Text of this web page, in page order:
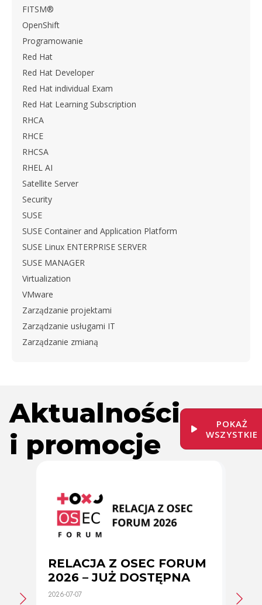
FITSM®
OpenShift
Programowanie
Red Hat
Red Hat Developer
Red Hat individual Exam
Red Hat Learning Subscription
RHCA
RHCE
RHCSA
RHEL AI
Satellite Server
Security
SUSE
SUSE Container and Application Platform
SUSE Linux ENTERPRISE SERVER
SUSE MANAGER
Virtualization
VMware
Zarządzanie projektami
Zarządzanie usługami IT
Zarządzanie zmianą
Aktualności
i promocje
POKAŻ
WSZYSTKIE
RELACJA Z OSEC FORUM
2026 – JUŻ DOSTĘPNA
2026-07-07 2026-